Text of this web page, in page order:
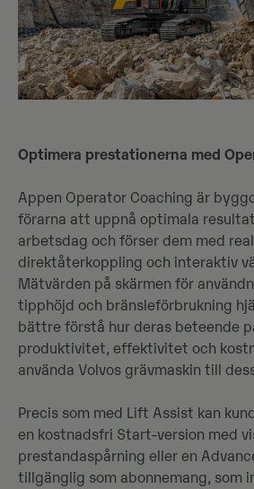
Optimera prestationerna med
Appen Operator Coaching är
förarna att uppnå optimala
arbetsdag och förser dem med
direktåterkoppling och interaktiv
Mätvärden på skärmen för
tipphöjd och bränsleförbrukning
bättre förstå hur deras beteende
produktivitet, effektivitet och
använda Volvos grävmaskin till
Precis som med Lift Assist kan
en kostnadsfri Start-version med
prestandaspårning eller en
tillgänglig som abonnemang, som